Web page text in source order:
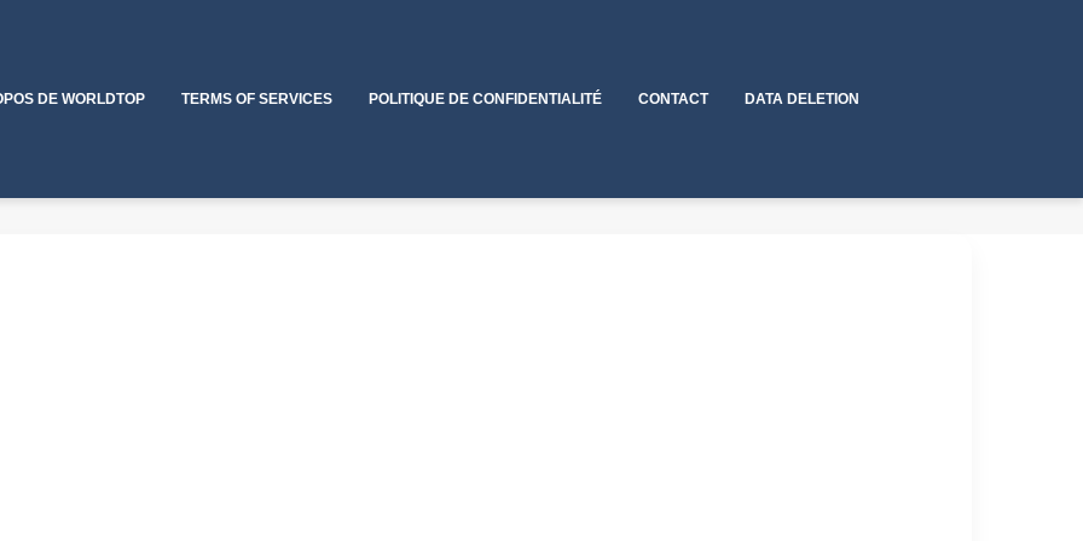
DE WORLDTOP TERMS OF SERVICES POLITIQUE DE CONFIDENTIALITÉ CONTACT DATA DELETION